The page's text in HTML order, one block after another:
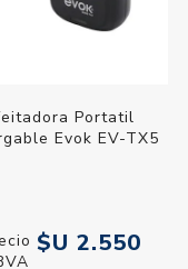
Portatil
Evok EV-TX5
$U 2.550